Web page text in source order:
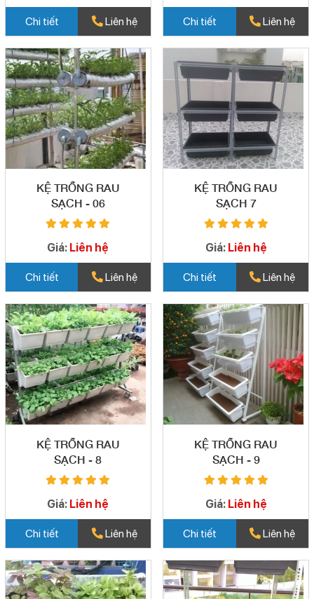
Chi tiết Liên hệ Chi tiết Liên hệ
KỆ TRỒNG RAU
SẠCH - 06
Giá: Liên hệ
Chi tiết Liên hệ
KỆ TRỒNG RAU
SẠCH 7
Giá: Liên hệ
Chi tiết Liên hệ
KỆ TRỒNG RAU
SẠCH - 8
Giá: Liên hệ
Chi tiết Liên hệ
KỆ TRỒNG RAU
SẠCH - 9
Giá: Liên hệ
Chi tiết Liên hệ